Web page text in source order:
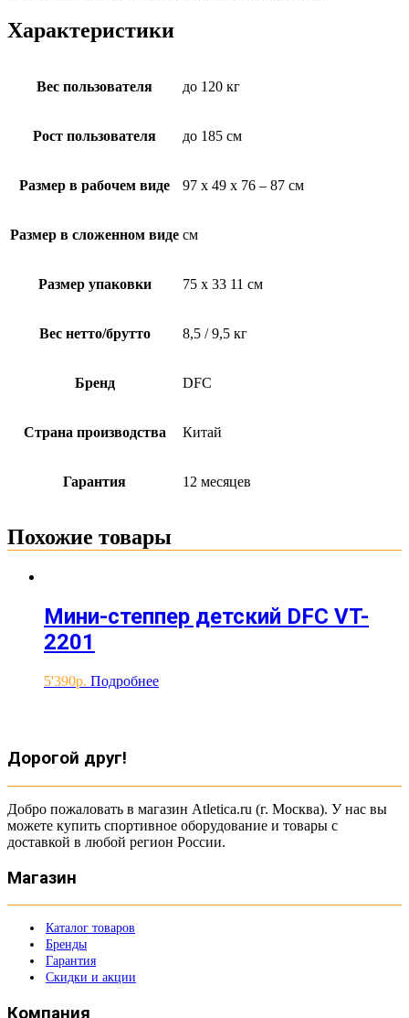
Характеристики
Вес пользователя до 120 кг
Рост пользователя до 185 см
Размер в рабочем виде 97 х 49 х 76 – 87 см
Размер в сложенном виде см
Размер упаковки 75 х 33 11 см
Вес нетто/брутто 8,5 / 9,5 кг
Бренд DFC
Страна производства Китай
Гарантия 12 месяцев
Похожие товары
Мини-степпер детский DFC VT-
2201
5'390 Подробнее
Дорогой друг!
Добро пожаловать в магазин Atletica.ru (г. Москва). У нас вы
можете купить спортивное оборудование и товары с
доставкой в любой регион России.
Магазин
Каталог товаров
Бренды
Гарантия
Скидки и акции
Компания